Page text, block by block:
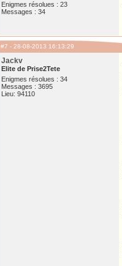
Enigmes résolues : 23
Messages : 34
#7 - 28-08-2013 16:13:29
Jackv
Elite de Prise2Tete
Enigmes résolues : 34
Messages : 3695
Lieu: 94110